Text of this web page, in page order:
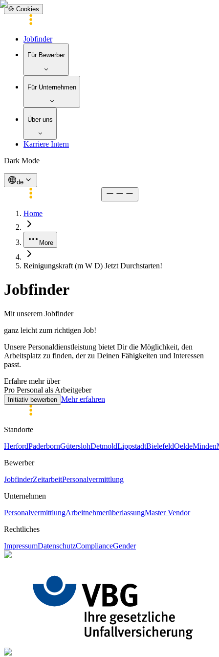
🍪 Cookies
Jobfinder
Für Bewerber
Für Unternehmen
Über uns
Karriere Intern
Dark Mode
de
Home
More
Reinigungskraft (m W D) Jetzt Durchstarten!
Jobfinder
Mit unserem Jobfinder
ganz leicht zum richtigen Job!
Unsere Personaldienstleistung bietet Dir die Möglichkeit, den
Arbeitsplatz zu finden, der zu Deinen Fähigkeiten und Interessen
passt.
Erfahre mehr über
Pro Personal als Arbeitgeber
Initiativ bewerben Mehr erfahren
Standorte
HerfordPaderbornGüterslohDetmoldLippstadtBielefeldOeldeMinden
Bewerber
JobfinderZeitarbeitPersonalvermittlung
Unternehmen
PersonalvermittlungArbeitnehmerüberlassungMaster Vendor
Rechtliches
ImpressumDatenschutzComplianceGender